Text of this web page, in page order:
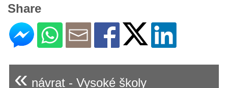
Share
« návrat - Vysoké školy